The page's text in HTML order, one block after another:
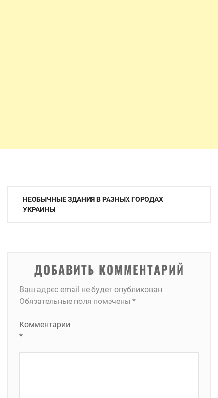
Навигация
НЕОБЫЧНЫЕ ЗДАНИЯ В РАЗНЫХ ГОРОДАХ
УКРАИНЫ
ДОБАВИТЬ КОММЕНТАРИЙ
Ваш адрес email не будет опубликован.
Обязательные поля помечены *
Комментарий
*